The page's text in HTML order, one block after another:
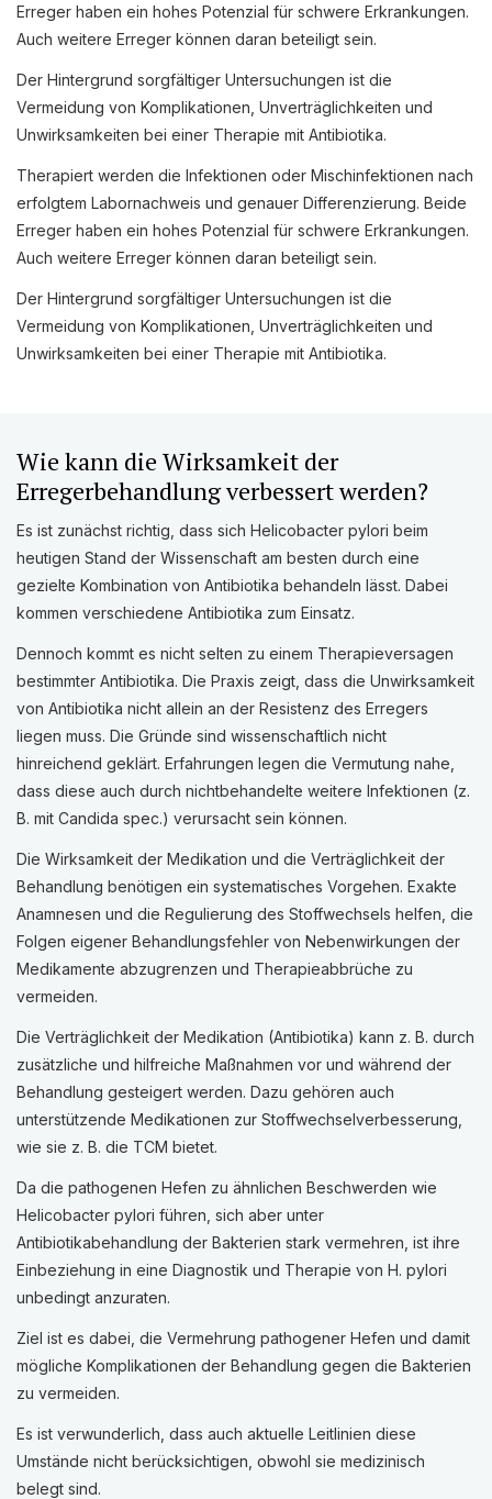
Erreger haben ein hohes Potenzial für schwere Erkrankungen.
Auch weitere Erreger können daran beteiligt sein.
Der Hintergrund sorgfältiger Untersuchungen ist die
Vermeidung von Komplikationen, Unverträglichkeiten und
Unwirksamkeiten bei einer Therapie mit Antibiotika.
Therapiert werden die Infektionen oder Mischinfektionen nach
erfolgtem Labornachweis und genauer Differenzierung. Beide
Erreger haben ein hohes Potenzial für schwere Erkrankungen.
Auch weitere Erreger können daran beteiligt sein.
Der Hintergrund sorgfältiger Untersuchungen ist die
Vermeidung von Komplikationen, Unverträglichkeiten und
Unwirksamkeiten bei einer Therapie mit Antibiotika.
Wie kann die Wirksamkeit der
Erregerbehandlung verbessert werden?
Es ist zunächst richtig, dass sich Helicobacter pylori beim
heutigen Stand der Wissenschaft am besten durch eine
gezielte Kombination von Antibiotika behandeln lässt. Dabei
kommen verschiedene Antibiotika zum Einsatz.
Dennoch kommt es nicht selten zu einem Therapieversagen
bestimmter Antibiotika. Die Praxis zeigt, dass die Unwirksamkeit
von Antibiotika nicht allein an der Resistenz des Erregers
liegen muss. Die Gründe sind wissenschaftlich nicht
hinreichend geklärt. Erfahrungen legen die Vermutung nahe,
dass diese auch durch nichtbehandelte weitere Infektionen (z.
B. mit Candida spec.) verursacht sein können.
Die Wirksamkeit der Medikation und die Verträglichkeit der
Behandlung benötigen ein systematisches Vorgehen. Exakte
Anamnesen und die Regulierung des Stoffwechsels helfen, die
Folgen eigener Behandlungsfehler von Nebenwirkungen der
Medikamente abzugrenzen und Therapieabbrüche zu
vermeiden.
Die Verträglichkeit der Medikation (Antibiotika) kann z. B. durch
zusätzliche und hilfreiche Maßnahmen vor und während der
Behandlung gesteigert werden. Dazu gehören auch
unterstützende Medikationen zur Stoffwechselverbesserung,
wie sie z. B. die TCM bietet.
Da die pathogenen Hefen zu ähnlichen Beschwerden wie
Helicobacter pylori führen, sich aber unter
Antibiotikabehandlung der Bakterien stark vermehren, ist ihre
Einbeziehung in eine Diagnostik und Therapie von H. pylori
unbedingt anzuraten.
Ziel ist es dabei, die Vermehrung pathogener Hefen und damit
mögliche Komplikationen der Behandlung gegen die Bakterien
zu vermeiden.
Es ist verwunderlich, dass auch aktuelle Leitlinien diese
Umstände nicht berücksichtigen, obwohl sie medizinisch
belegt sind.
durchführen?